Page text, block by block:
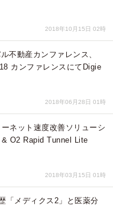
2018年10月15日 02時
不動産カンファレンス、
カンファレンスにてDigie
2018年06月28日 01時
ネット速度改善ソリューシ
O2 Rapid Tunnel Lite
2018年03月15日 01時
「メディクス2」と医薬分